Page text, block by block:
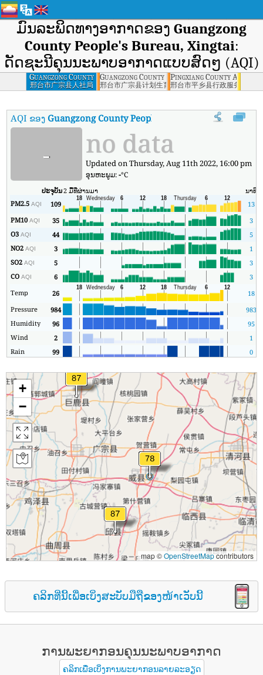
ມົນລະພິດທາງອາກາດຂອງ Guangzong
County People's Bureau, Xingtai:
ດັດຊະນີຄຸນນະພາບອາກາດແບບສົດໆ (AQI)
Guangzong County
People's Bureau,
Xingtai
邢台市广宗县人社局
Guangzong County Family Planning Bureau,
邢台市广宗县计划生育局
Pingxiang County
邢台市平乡县行政服务中心
AQI ຂອງGuangzong County People's Bureau, Xingtai :ດັດຊະນີ
- no data
Updated on Thursday, Aug 11th 2022, 16:00 pm
ອຸນ​ຫະ​ພູມ:-°C
ປະຈຸບັນ2 ມື້ທີ່ຜ່ານມາ ນາທີ
PM2.5AQI 109 13
PM10AQI 35
3
O3AQI 44
5
NO2AQI 3
1
SO2AQI 5
3
COAQI 6
3
Temp
26
18
Pressure
984 983
Humidity
96 95
Wind
2
1
Rain
99 0
+
−
map ©OpenStreetMapcontributors
ຄລິກທີ່ນີ້ເພື່ອເບິ່ງສະບັບມືຖືຂອງໜ້າເວັບນີ້
ການພະຍາກອນຄຸນນະພາບອາກາດ
ຄລິກເພື່ອເບິ່ງການພະຍາກອນລາຍລະອຽດ